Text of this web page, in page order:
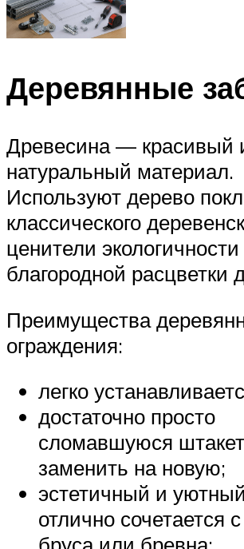
Деревянные
Древесина — красивый
натуральный материал.
Используют дерево
классического
ценители экологичности
благородной расцветки
Преимущества
ограждения:
легко
достаточно просто
сломавшуюся
заменить на новую;
эстетичный и
отлично сочетается